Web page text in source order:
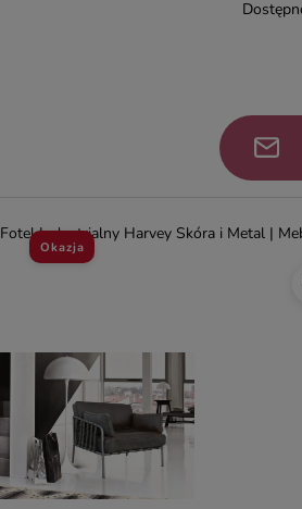
Fotel Industrialny Harvey Skóra i Metal |
Okazja